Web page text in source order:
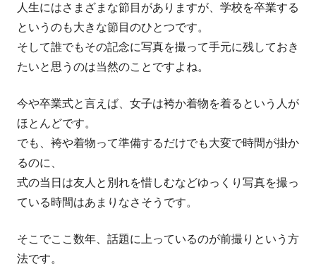
人生にはさまざまな節目がありますが、学校を卒業する
というのも大きな節目のひとつです。
そして誰でもその記念に写真を撮って手元に残しておき
たいと思うのは当然のことですよね。
今や卒業式と言えば、女子は袴か着物を着るという人が
ほとんどです。
でも、袴や着物って準備するだけでも大変で時間が掛か
るのに、
式の当日は友人と別れを惜しむなどゆっくり写真を撮っ
ている時間はあまりなさそうです。
そこでここ数年、話題に上っているのが前撮りという方
法です。